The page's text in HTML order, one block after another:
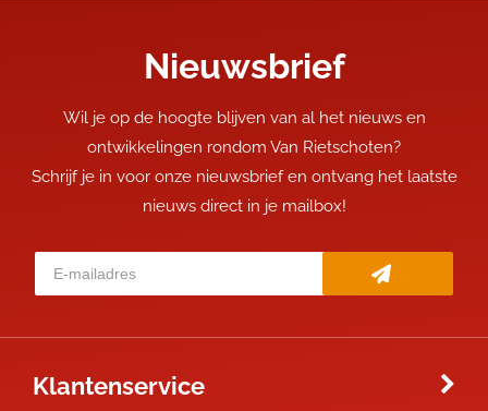
Nieuwsbrief
Wil je op de hoogte blijven van al het nieuws en
ontwikkelingen rondom Van Rietschoten?
Schrijf je in voor onze nieuwsbrief en ontvang het laatste
nieuws direct in je mailbox!
Klantenservice